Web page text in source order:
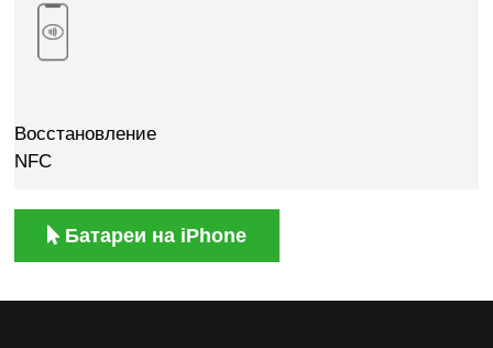
Восстановление
NFC
Батареи на iPhone